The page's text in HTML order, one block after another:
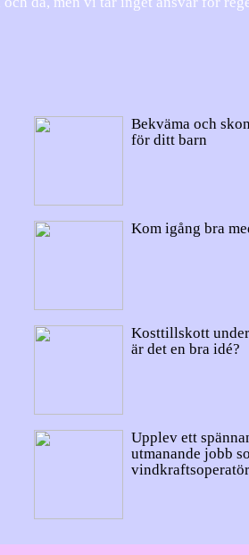
Bekväma och
för ditt barn
Kom igång bra
Kosttillskott
är det en bra idé?
Upplev ett
utmanande jobb
vindkraftsoperatör